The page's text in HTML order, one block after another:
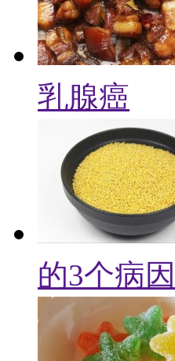
乳腺癌
的3个病因